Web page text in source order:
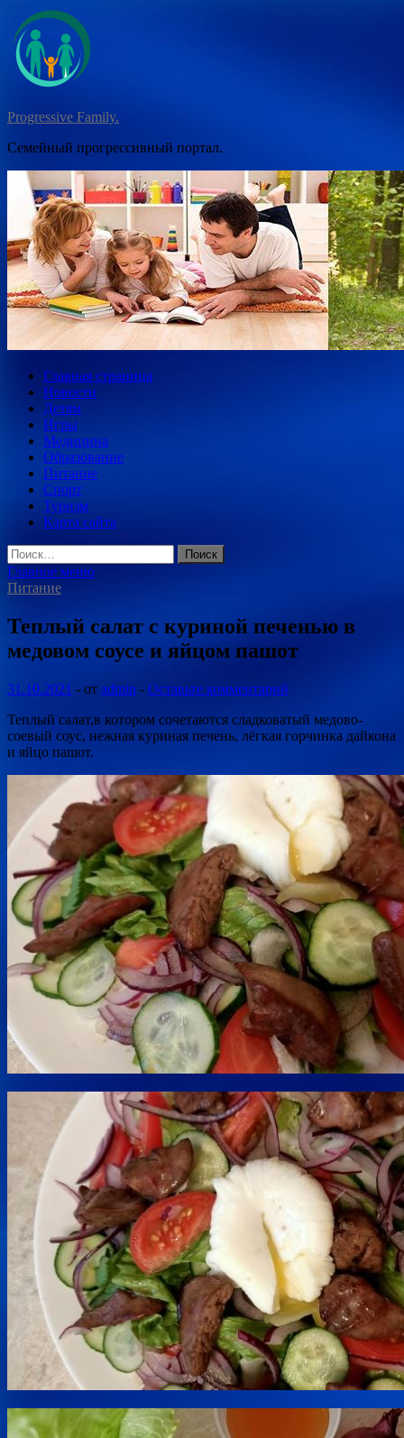
Перейти
содержимому
Progressive Family.
Семейный прогрессивный портал.
Главная страница
Новости
Детям
Игры
Медицина
Образование
Питание
Спорт
Туризм
Карта сайта
Найти:
Главное меню
Питание
Теплый салат с куриной печенью в
медовом соусе и яйцом пашот
31.10.2021 - от admin - Оставьте комментарий
Теплый салат,в котором сочетаются сладковатый медово-
соевый соус, нежная куриная печень, лёгкая горчинка дайкона
и яйцо пашот.